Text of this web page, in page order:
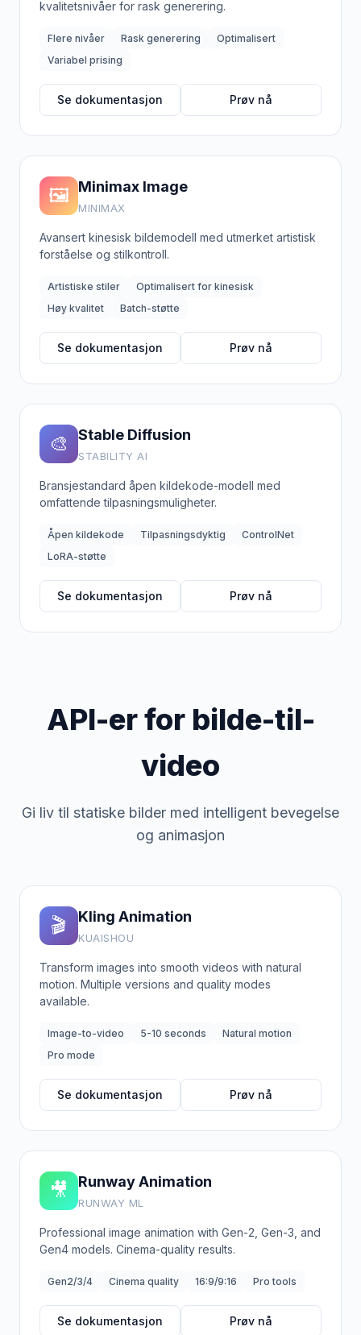
kvalitetsnivåer for rask generering.
Flere nivåer Rask generering
Optimalisert
Variabel prising
Se dokumentasjon Prøv nå
🖼️ Minimax Image
MINIMAX
Avansert kinesisk bildemodell med utmerket artistisk
forståelse og stilkontroll.
Artistiske stiler
Optimalisert for kinesisk
Høy kvalitet
Batch-støtte
Se dokumentasjon Prøv nå
🎨 Stable Diffusion
STABILITY AI
Bransjestandard åpen kildekode-modell med
omfattende tilpasningsmuligheter.
Åpen kildekode Tilpasningsdyktig
ControlNet
LoRA-støtte
Se dokumentasjon Prøv nå
API-er for bilde-til-
video
Gi liv til statiske bilder med intelligent bevegelse
og animasjon
🎬 Kling Animation
KUAISHOU
Transform images into smooth videos with natural
motion. Multiple versions and quality modes
available.
Image-to-video 5-10 seconds
Natural motion
Pro mode
Se dokumentasjon Prøv nå
🎥 Runway Animation
RUNWAY ML
Professional image animation with Gen-2, Gen-3, and
Gen4 models. Cinema-quality results.
Gen2/3/4 Cinema quality 16:9/9:16 Pro tools
Se dokumentasjon Prøv nå